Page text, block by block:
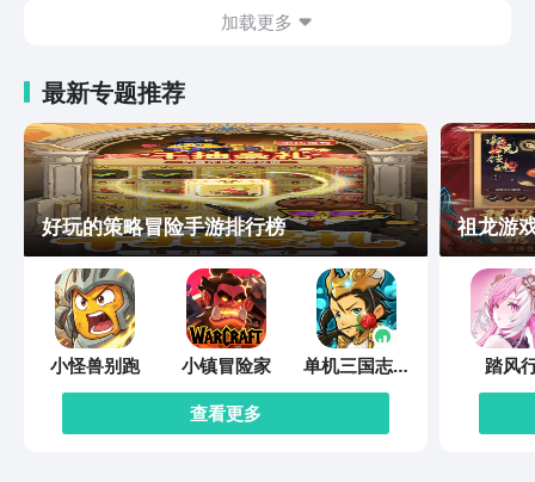
加载更多
最新专题推荐
好玩的策略冒险手游排行榜
小怪兽别跑 小镇冒险家 单机三国志外
传
查看更多
祖龙游
踏风